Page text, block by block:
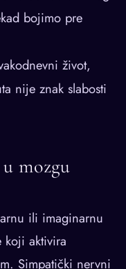
bojimo pre
život,
nije znak slabosti
u mozgu
ili imaginarnu
aktivira
Simpatički nervni